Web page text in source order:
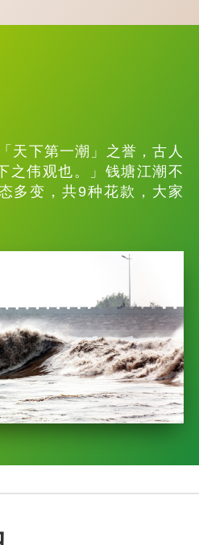
下第一潮」之誉，古人
之伟观也。」钱塘江潮不
多变，共9种花款，大家